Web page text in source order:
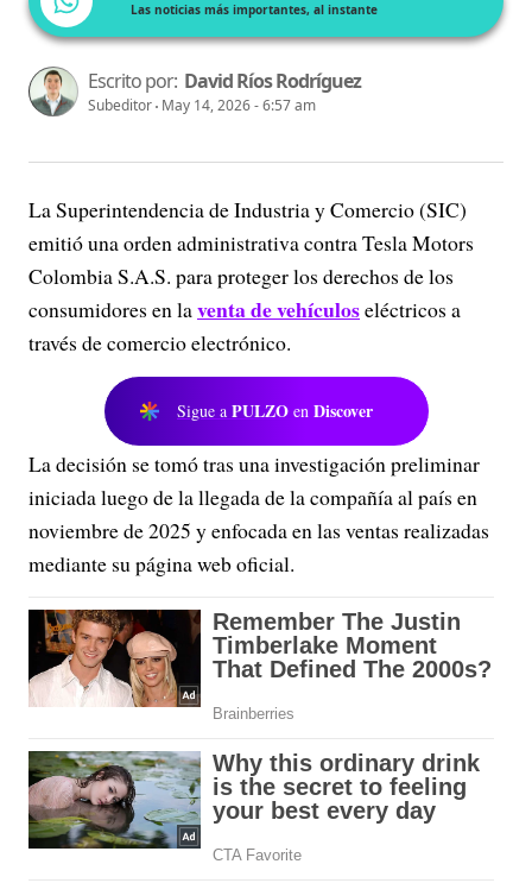
Las noticias más importantes, al instante
Escrito por: David Ríos Rodríguez
Subeditor May 14, 2026 - 6:57 am
La Superintendencia de Industria y Comercio (SIC)
emitió una orden administrativa contra Tesla Motors
Colombia S.A.S. para proteger los derechos de los
consumidores en laventa de vehículoseléctricos a
través de comercio electrónico.
Sigue a PULZO en Discover
La decisión se tomó tras una investigación preliminar
iniciada luego de la llegada de la compañía al país en
noviembre de 2025 y enfocada en las ventas realizadas
mediante su página web oficial.